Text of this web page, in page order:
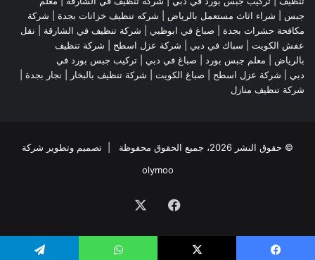
جبس
شراء اثاث مستعمل بالرياض شركه تنظيف خزانات بجدة
شركة
مكافحة حشرات بجدة
صباغ في ابوظبي شركة تنظيف في الشارقة
نقل
عفش الكويت | سباك في دبي | شركة عزل اسطح
شركة تنظيف
بالرياض
معلم جبس بورد صباغ في دبي
تركيب جبس بورد في
دبي
شركة عزل اسطح صباغ الكويت شركة تنظيف بالبخار نجار بجدة
شركة تنظيف منازل
© حقوق النشر 2026، جميع الحقوق محفوظة | تصميم وتطوير شركة
olymoo
فيسبوك